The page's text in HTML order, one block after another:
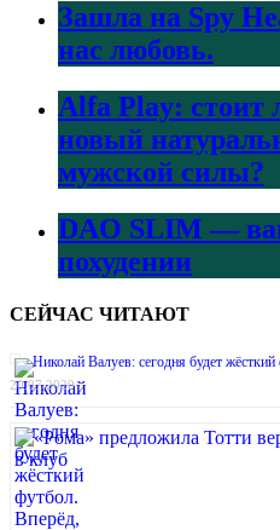
Зашла на Spy
нас любовь.
Alfa Play: стоит
новый
мужской силы?
DAO SLIM —
похудении
СЕЙЧАС ЧИТАЮТ
Николай Валуев: сегодня будет
20.07.2020